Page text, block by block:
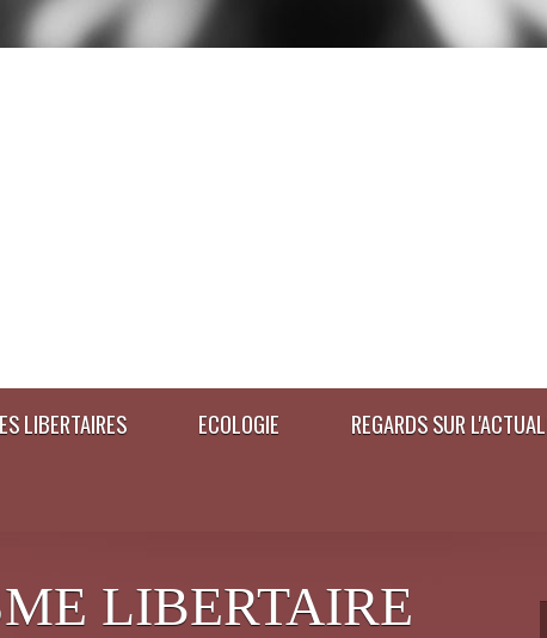
LIBERTAIRES ECOLOGIE REGARDS SUR
LIBERTAIRE